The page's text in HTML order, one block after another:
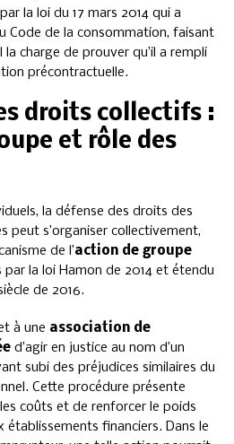
la loi du 17 mars 2014 qui a
Code de la consommation, faisant
charge de prouver qu’il a rempli
précontractuelle.
droits collectifs :
et rôle des
la défense des droits des
peut s’organiser collectivement,
de l’action de groupe
la loi Hamon de 2014 et étendu
de 2016.
à une association de
d’agir en justice au nom d’un
subi des préjudices similaires du
Cette procédure présente
coûts et de renforcer le poids
établissements financiers. Dans le